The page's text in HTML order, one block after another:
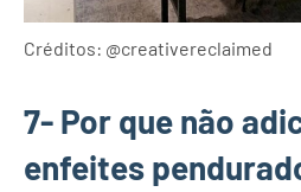
Créditos: @creativereclaimed
7- Por que não
enfeites